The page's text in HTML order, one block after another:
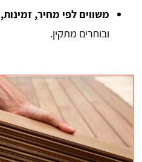
משווים לפי מחיר,
ובוחרים מתקין.